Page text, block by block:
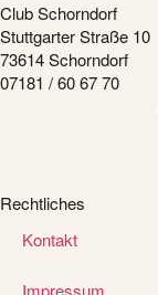
Club Schorndorf
Stuttgarter Straße 10
73614 Schorndorf
07181 / 60 67 70
Rechtliches
Kontakt
Impressum